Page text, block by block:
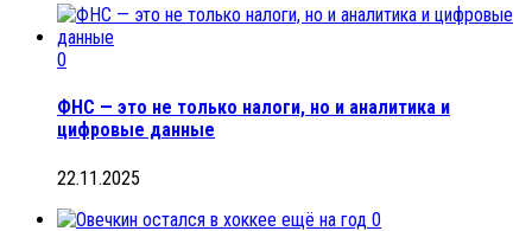
0
ФНС — это не только налоги, но и аналитика и
цифровые данные
22.11.2025
0